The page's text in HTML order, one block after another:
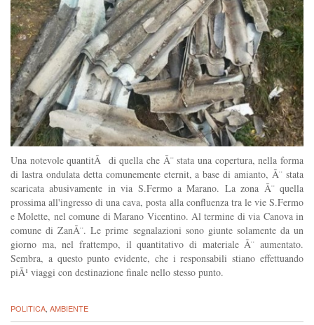
Una notevole quantitÃ di quella che Ã¨ stata una copertura, nella forma
di lastra ondulata detta comunemente eternit, a base di amianto, Ã¨ stata
scaricata abusivamente in via S.Fermo a Marano. La zona Ã¨ quella
prossima all'ingresso di una cava, posta alla confluenza tra le vie S.Fermo
e Molette, nel comune di Marano Vicentino. Al termine di via Canova in
comune di ZanÃ¨. Le prime segnalazioni sono giunte solamente da un
giorno ma, nel frattempo, il quantitativo di materiale Ã¨ aumentato.
Sembra, a questo punto evidente, che i responsabili stiano effettuando
piÃ¹ viaggi con destinazione finale nello stesso punto.
POLITICA AMBIENTE